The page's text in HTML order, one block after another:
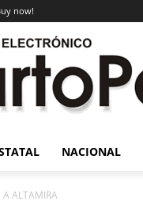
now!
NACIONAL
A ALTAMIRA